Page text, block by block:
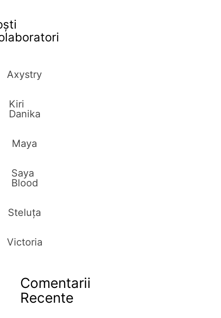
Axystry
Kiri
Danika
Maya
Saya
Blood
Steluța
Victoria
Comentarii
Recente